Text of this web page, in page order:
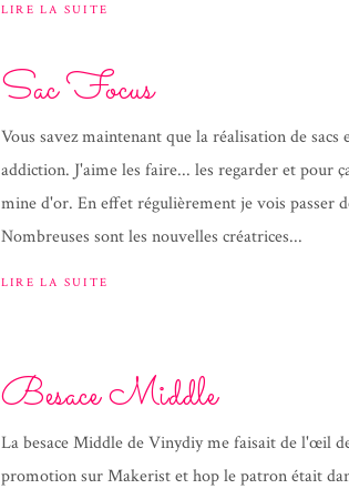
LIRE LA SUITE
Sac Focus
Vous savez maintenant que la réalisation de
addiction. J'aime les faire... les regarder et pour
mine d'or. En effet régulièrement je vois passer
Nombreuses sont les nouvelles créatrices...
LIRE LA SUITE
Besace Middle
La besace Middle de Vinydiy me faisait de l'œil
promotion sur Makerist et hop le patron était